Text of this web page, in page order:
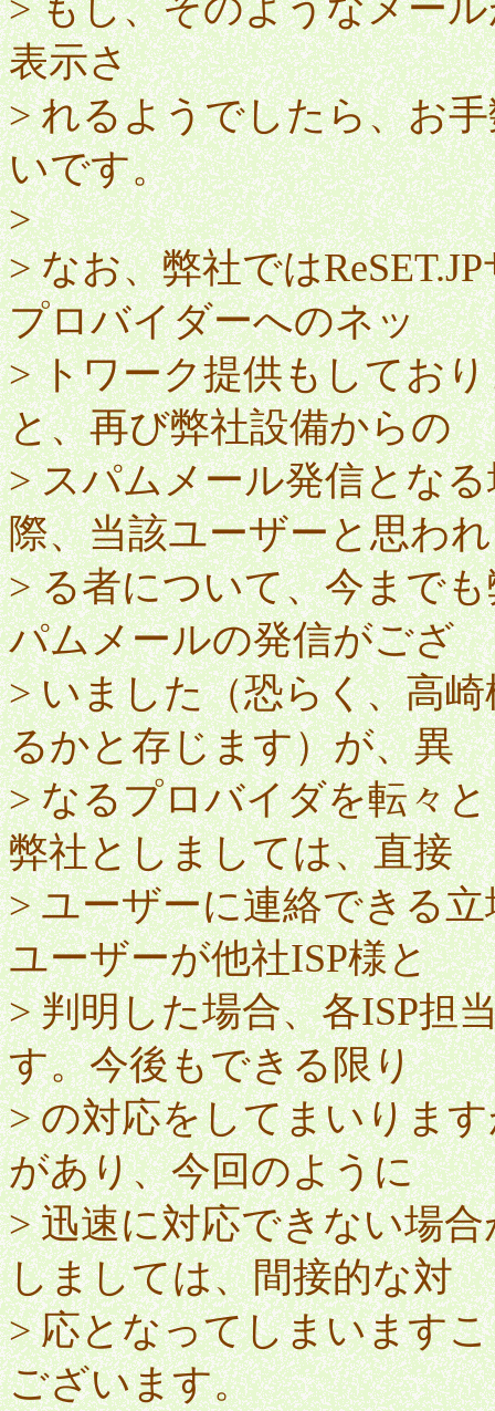
> もし、そのようなメー
表示さ
> れるようでしたら、お
いです。
>
> なお、弊社では
プロバイダーへのネッ
> トワーク提供もしてお
と、再び弊社設備からの
> スパムメール発信とな
際、当該ユーザーと思われ
> る者について、今まで
パムメールの発信がござ
> いました（恐らく、高
るかと存じます）が、異
> なるプロバイダを転々
弊社としましては、直接
> ユーザーに連絡できる
ユーザーが他社ISP様と
> 判明した場合、各ISP担
す。今後もできる限り
> の対応をしてまいりま
があり、今回のように
> 迅速に対応できない場
しましては、間接的な対
> 応となってしまいます
ございます。